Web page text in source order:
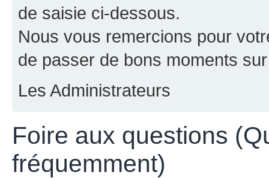
de saisie ci-dessous.
Nous vous remercions pour
de passer de bons moments
Les Administrateurs
Foire aux questions
fréquemment)